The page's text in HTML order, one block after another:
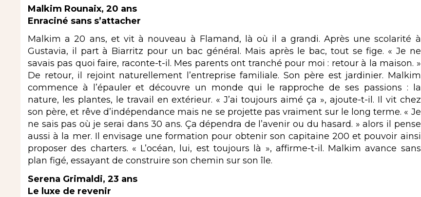
Malkim Rounaix, 20 ans
Enraciné sans s’attacher
Malkim a 20 ans, et vit à nouveau à Flamand, là où il a grandi. Après une scolarité à
Gustavia, il part à Biarritz pour un bac général. Mais après le bac, tout se fige. « Je ne
savais pas quoi faire, raconte-t-il. Mes parents ont tranché pour moi : retour à la maison. »
De retour, il rejoint naturellement l’entreprise familiale. Son père est jardinier. Malkim
commence à l’épauler et découvre un monde qui le rapproche de ses passions : la
nature, les plantes, le travail en extérieur. « J’ai toujours aimé ça », ajoute-t-il. Il vit chez
son père, et rêve d’indépendance mais ne se projette pas vraiment sur le long terme. « Je
ne sais pas où je serai dans 30 ans. Ça dépendra de l’avenir ou du hasard. » alors il pense
aussi à la mer. Il envisage une formation pour obtenir son capitaine 200 et pouvoir ainsi
proposer des charters. « L’océan, lui, est toujours là », affirme-t-il. Malkim avance sans
plan figé, essayant de construire son chemin sur son île.
Serena Grimaldi, 23 ans
Le luxe de revenir